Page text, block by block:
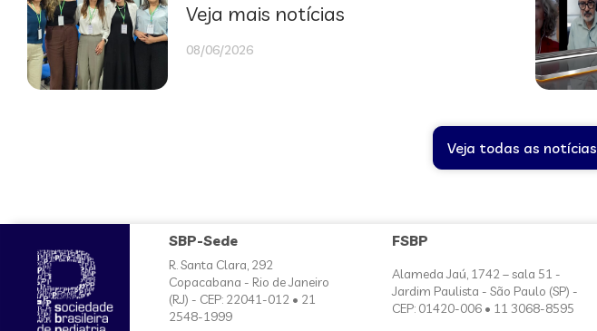
Veja mais notícias
08/06/2026
Veja todas as notícias
SBP-Sede
R. Santa Clara, 292
Copacabana - Rio de Janeiro
(RJ) - CEP: 22041-012 • 21
2548-1999
FSBP
Alameda Jaú, 1742 – sala 51 -
Jardim Paulista - São Paulo (SP) -
CEP: 01420-006 • 11 3068-8595